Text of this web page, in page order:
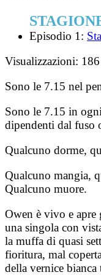
Episodio 1:
Visualizzazioni: 186
Sono le 7.15 nel
Sono le 7.15 in
dipendenti dal fuso
Qualcuno dorme,
Qualcuno mangia,
Qualcuno muore.
Owen è vivo e apre
una singola con
la muffa di quasi
fioritura, mal
della vernice